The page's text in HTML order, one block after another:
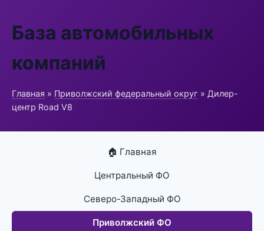
База автомобильных
компаний
Главная » Приволжский федеральный округ » Дилер-
центр Road V8
🏠 Главная
Центральный ФО
Северо-Западный ФО
Приволжский ФО